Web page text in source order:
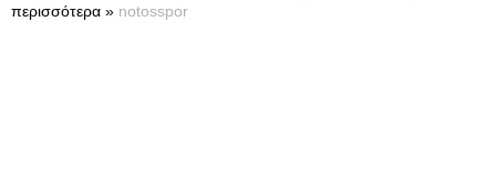
περισσότερα » notosspor